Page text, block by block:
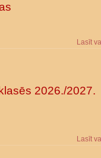
Lasīt
2026./2027.
Lasīt